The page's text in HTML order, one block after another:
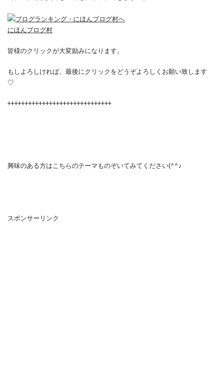
にほんブログ村
皆様のクリックが大変励みになります。
もしよろしければ、最後にクリックをどうぞよろしくお願い致します
♡
++++++++++++++++++++++++++++++
興味のある方はこちらのテーマものぞいてみてください(^^♪
スポンサーリンク